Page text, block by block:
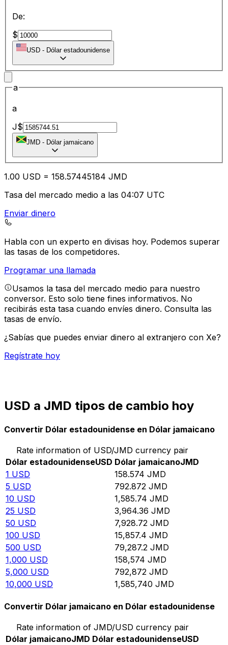
De:
$
USD - Dólar estadounidense
a
a
J$
JMD - Dólar jamaicano
1.00 USD = 158.57445184 JMD
Tasa del mercado medio a las 04:07 UTC
Enviar dinero
Habla con un experto en divisas hoy. Podemos superar
las tasas de los competidores.
Programar una llamada
Usamos la tasa del mercado medio para nuestro
conversor. Esto solo tiene fines informativos. No
recibirás esta tasa cuando envíes dinero. Consulta las
tasas de envío.
¿Sabías que puedes enviar dinero al extranjero con Xe?
Regístrate hoy
USD a JMD tipos de cambio hoy
Convertir Dólar estadounidense en Dólar jamaicano
Rate information of USD/JMD currency pair
Dólar estadounidenseUSD Dólar jamaicanoJMD
1 USD 158.574 JMD
5 USD 792.872 JMD
10 USD 1,585.74 JMD
25 USD 3,964.36 JMD
50 USD 7,928.72 JMD
100 USD 15,857.4 JMD
500 USD 79,287.2 JMD
1,000 USD 158,574 JMD
5,000 USD 792,872 JMD
10,000 USD 1,585,740 JMD
Convertir Dólar jamaicano en Dólar estadounidense
Rate information of JMD/USD currency pair
Dólar jamaicanoJMD Dólar estadounidenseUSD